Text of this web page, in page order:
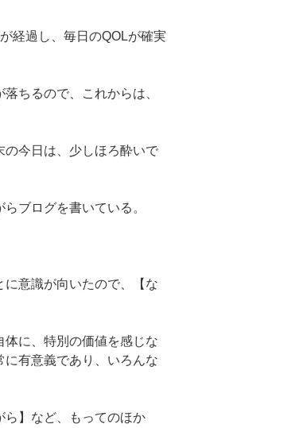
経過し、毎日のQOLが確実
ちるので、これからは、
今日は、少しほろ酔いで
ブログを書いている。
意識が向いたので、【な
に、特別の価値を感じな
有意義であり、いろんな
ら】など、もってのほか